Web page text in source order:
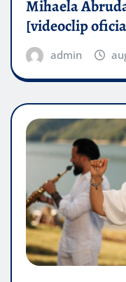
Mihaela
[videoclip
admin